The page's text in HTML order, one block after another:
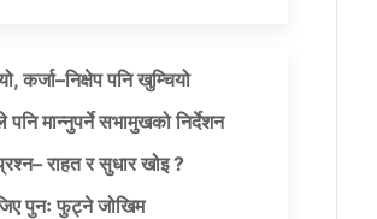
कर्जा–निक्षेप पनि खुम्चियो
मान्नुपर्ने सभामुखको निर्देशन
राहत र सुधार खोइ ?
पुनः फुट्ने जोखिम